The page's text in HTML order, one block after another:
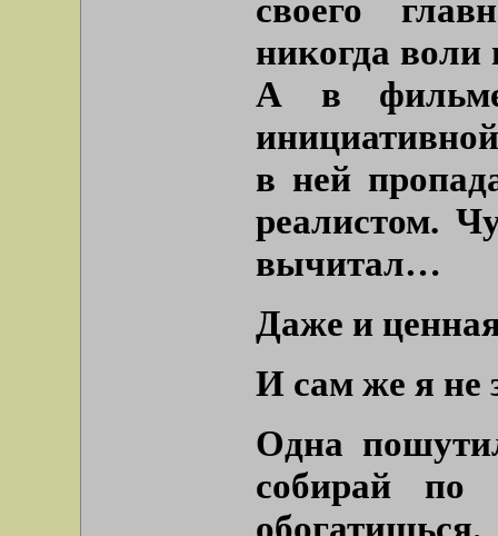
своего
никогда воли
А в
в ней
реалистом.
вычитал…
Даже и
И сам же я не
Одна
собирай